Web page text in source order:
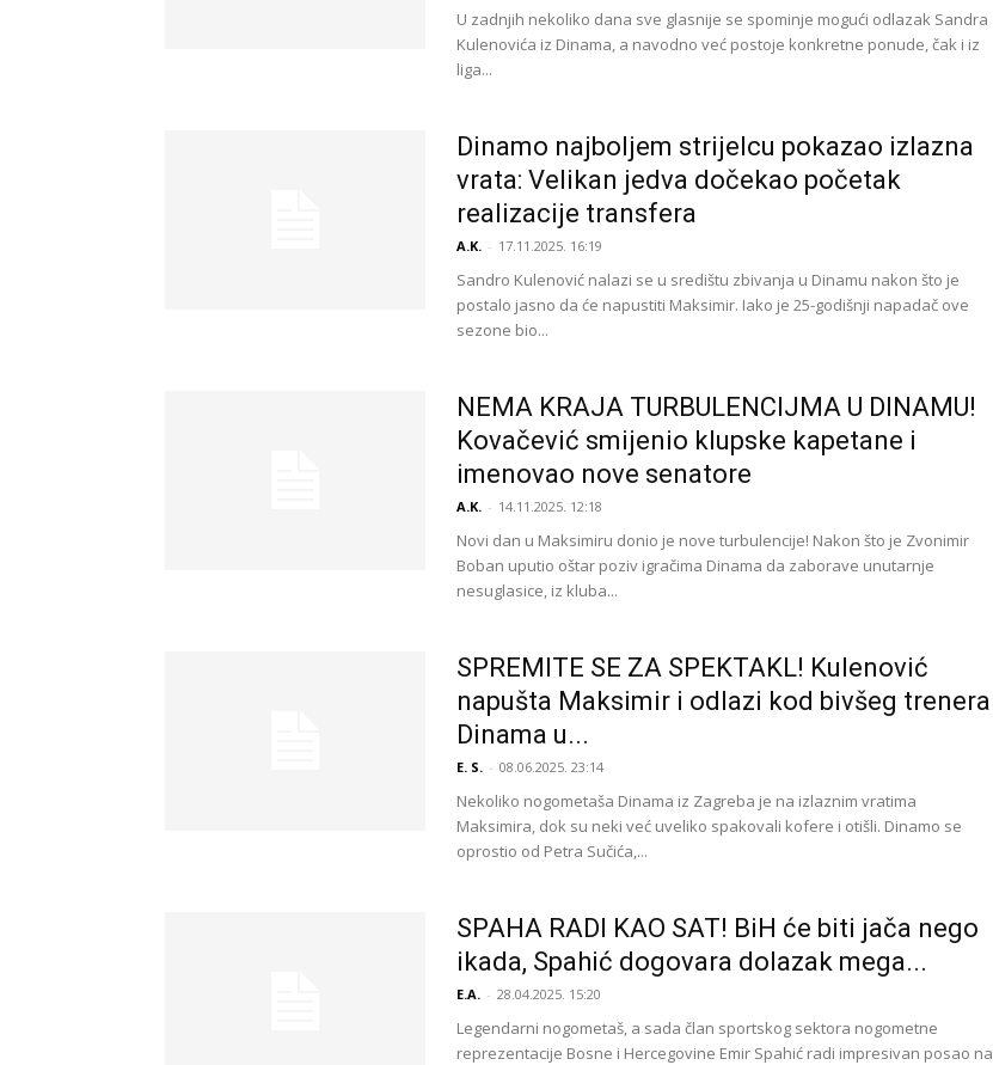
U zadnjih nekoliko dana sve glasnije se spominje mogući odlazak Sandra
Kulenovića iz Dinama, a navodno već postoje konkretne ponude, čak i iz
liga...
Dinamo najboljem strijelcu pokazao izlazna
vrata: Velikan jedva dočekao početak
realizacije transfera
A.K. - 17.11.2025. 16:19
Sandro Kulenović nalazi se u središtu zbivanja u Dinamu nakon što je
postalo jasno da će napustiti Maksimir. Iako je 25-godišnji napadač ove
sezone bio...
NEMA KRAJA TURBULENCIJMA U DINAMU!
Kovačević smijenio klupske kapetane i
imenovao nove senatore
A.K. - 14.11.2025. 12:18
Novi dan u Maksimiru donio je nove turbulencije! Nakon što je Zvonimir
Boban uputio oštar poziv igračima Dinama da zaborave unutarnje
nesuglasice, iz kluba...
SPREMITE SE ZA SPEKTAKL! Kulenović
napušta Maksimir i odlazi kod bivšeg trenera
Dinama u...
E. S. - 08.06.2025. 23:14
Nekoliko nogometaša Dinama iz Zagreba je na izlaznim vratima
Maksimira, dok su neki već uveliko spakovali kofere i otišli. Dinamo se
oprostio od Petra Sučića,...
SPAHA RADI KAO SAT! BiH će biti jača nego
ikada, Spahić dogovara dolazak mega...
E.A. - 28.04.2025. 15:20
Legendarni nogometaš, a sada član sportskog sektora nogometne
reprezentacije Bosne i Hercegovine Emir Spahić radi impresivan posao na